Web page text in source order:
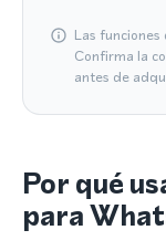
Las
Confirma la
antes de
Por qué
para